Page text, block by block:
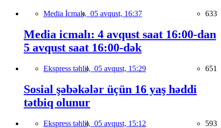
Media İcmalı, 05 avqust, 16:37 633
Media icmalı: 4 avqust saat 16:00-dan
5 avqust saat 16:00-dək
Ekspress təhlil, 05 avqust, 15:29 651
Sosial şəbəkələr üçün 16 yaş həddi
tətbiq olunur
Ekspress təhlil, 05 avqust, 15:12 593